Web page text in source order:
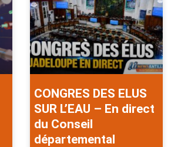
CONGRES DES ELUS
SUR L’EAU – En direct
du Conseil
départemental